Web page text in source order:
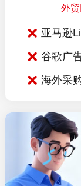
外
亚马逊
谷歌广
海外采